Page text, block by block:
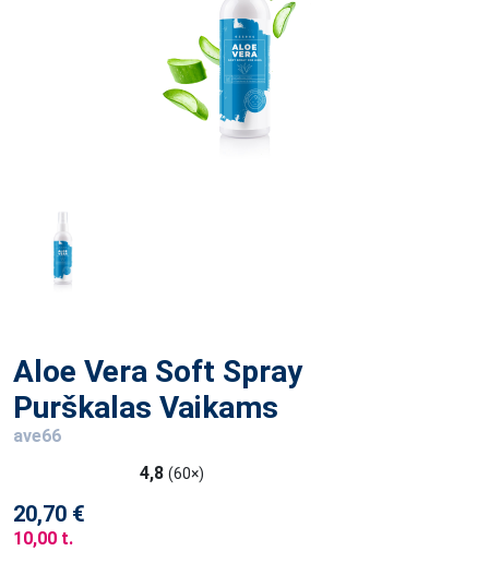
Aloe Vera Soft Spray
Purškalas Vaikams
ave66
4,8 (60×)
20,70 €
10,00 t.